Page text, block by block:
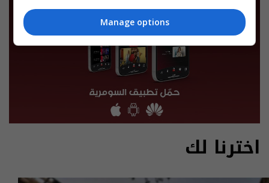
اخترنا لك
Manage options